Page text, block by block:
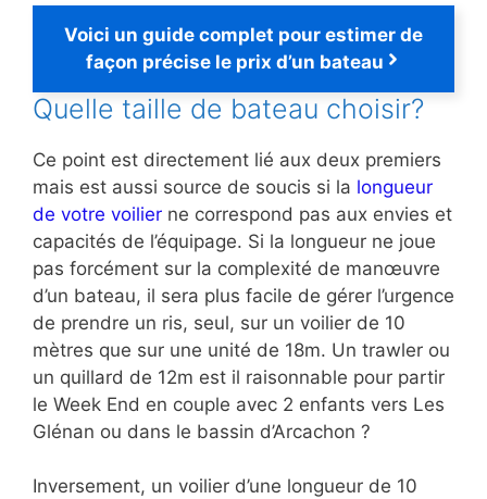
Voici un guide complet pour estimer de
façon précise le prix d’un bateau
Quelle taille de bateau choisir?
Ce point est directement lié aux deux premiers
mais est aussi source de soucis si la longueur
de votre voilier ne correspond pas aux envies et
capacités de l’équipage. Si la longueur ne joue
pas forcément sur la complexité de manœuvre
d’un bateau, il sera plus facile de gérer l’urgence
de prendre un ris, seul, sur un voilier de 10
mètres que sur une unité de 18m. Un trawler ou
un quillard de 12m est il raisonnable pour partir
le Week End en couple avec 2 enfants vers Les
Glénan ou dans le bassin d’Arcachon ?
Inversement, un voilier d’une longueur de 10